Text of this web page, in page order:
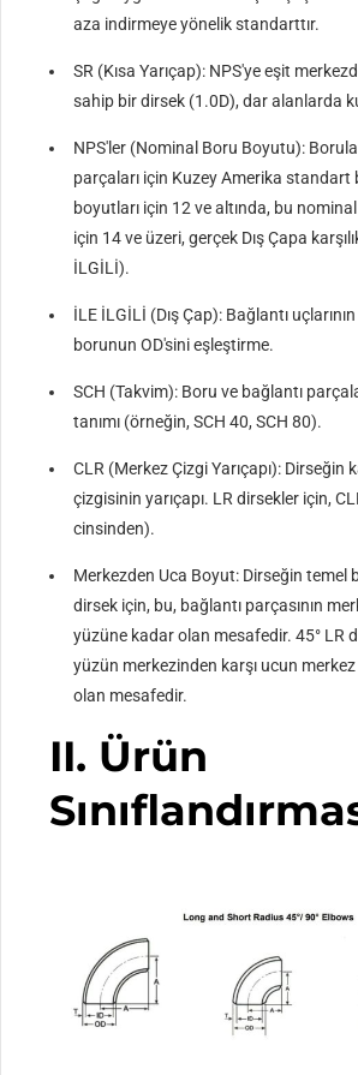
aza indirmeye yönelik standarttır.
SR (Kısa Yarıçap): NPS'ye eşit
sahip bir dirsek (1.0D), dar alanlarda
NPS'ler (Nominal Boru Boyutu):
parçaları için Kuzey Amerika standart
boyutları için 12 ve altında, bu
için 14 ve üzeri, gerçek Dış Çapa
İLGİLİ).
İLE İLGİLİ (Dış Çap): Bağlantı
borunun OD'sini eşleştirme.
SCH (Takvim): Boru ve bağlantı
tanımı (örneğin, SCH 40, SCH 80).
CLR (Merkez Çizgi Yarıçapı): Dirseğin
çizgisinin yarıçapı. LR dirsekler için,
cinsinden).
Merkezden Uca Boyut: Dirseğin temel
dirsek için, bu, bağlantı parçasının
yüzüne kadar olan mesafedir. 45° LR
yüzün merkezinden karşı ucun
olan mesafedir.
II. Ürün